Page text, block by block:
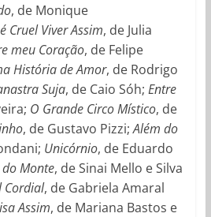
, de Monique
Cruel Viver Assim, de Julia
meu Coração, de Felipe
História de Amor, de Rodrigo
Suja, de Caio Sóh; Entre
O Grande Circo Místico, de
, de Gustavo Pizzi;Além do
Unicórnio, de Eduardo
Monte, de Sinai Mello e Silva
Cordial, de Gabriela Amaral
Assim, de Mariana Bastos e